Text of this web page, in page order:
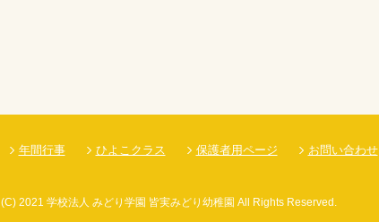
年間行事 ひよこクラス 保護者用ページ お問い合わせ
(C)2021 学校法人 みどり学園 皆実みどり幼稚園 All Rights Reserved.